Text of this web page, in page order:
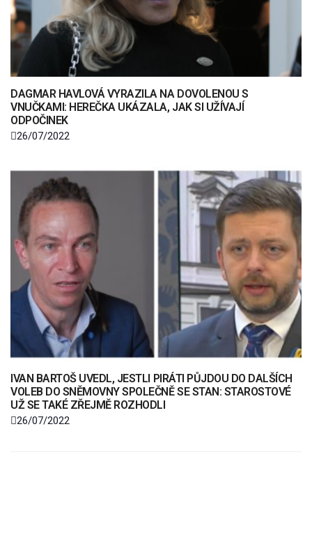
DAGMAR HAVLOVÁ VYRAZILA NA DOVOLENOU S
VNUČKAMI: HEREČKA UKÁZALA, JAK SI UŽÍVAJÍ
ODPOČINEK
26/07/2022
IVAN BARTOŠ UVEDL, JESTLI PIRÁTI PŮJDOU DO DALŠÍCH
VOLEB DO SNĚMOVNY SPOLEČNĚ SE STAN: STAROSTOVÉ
UŽ SE TAKÉ ZŘEJMĚ ROZHODLI
26/07/2022